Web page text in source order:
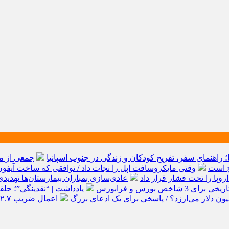
راهنمای سفر، تفریح کودکان و زندگی در جنوب اسپانیا
جمعی از
است
وقتی مایکروسافت اپل را نجات داد / توافقی که ساخت
را تحت فشار قرار داد
عادی‌سازی بمباران بیمارستان‌ها
بورس و فرابورس
یادداشت | “نقدینگی”؛
اعمال ضریب ۲.۷ برای اینترنت بین‌الملل صحت دارد؟ / واکنش سازمان تنظیم مقررات